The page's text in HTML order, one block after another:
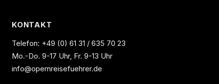
KONTAKT
Telefon: +49 (0) 61 31 / 635 70 23
Mo.-Do. 9-17 Uhr, Fr. 9-13 Uhr
info@opernreisefuehrer.de